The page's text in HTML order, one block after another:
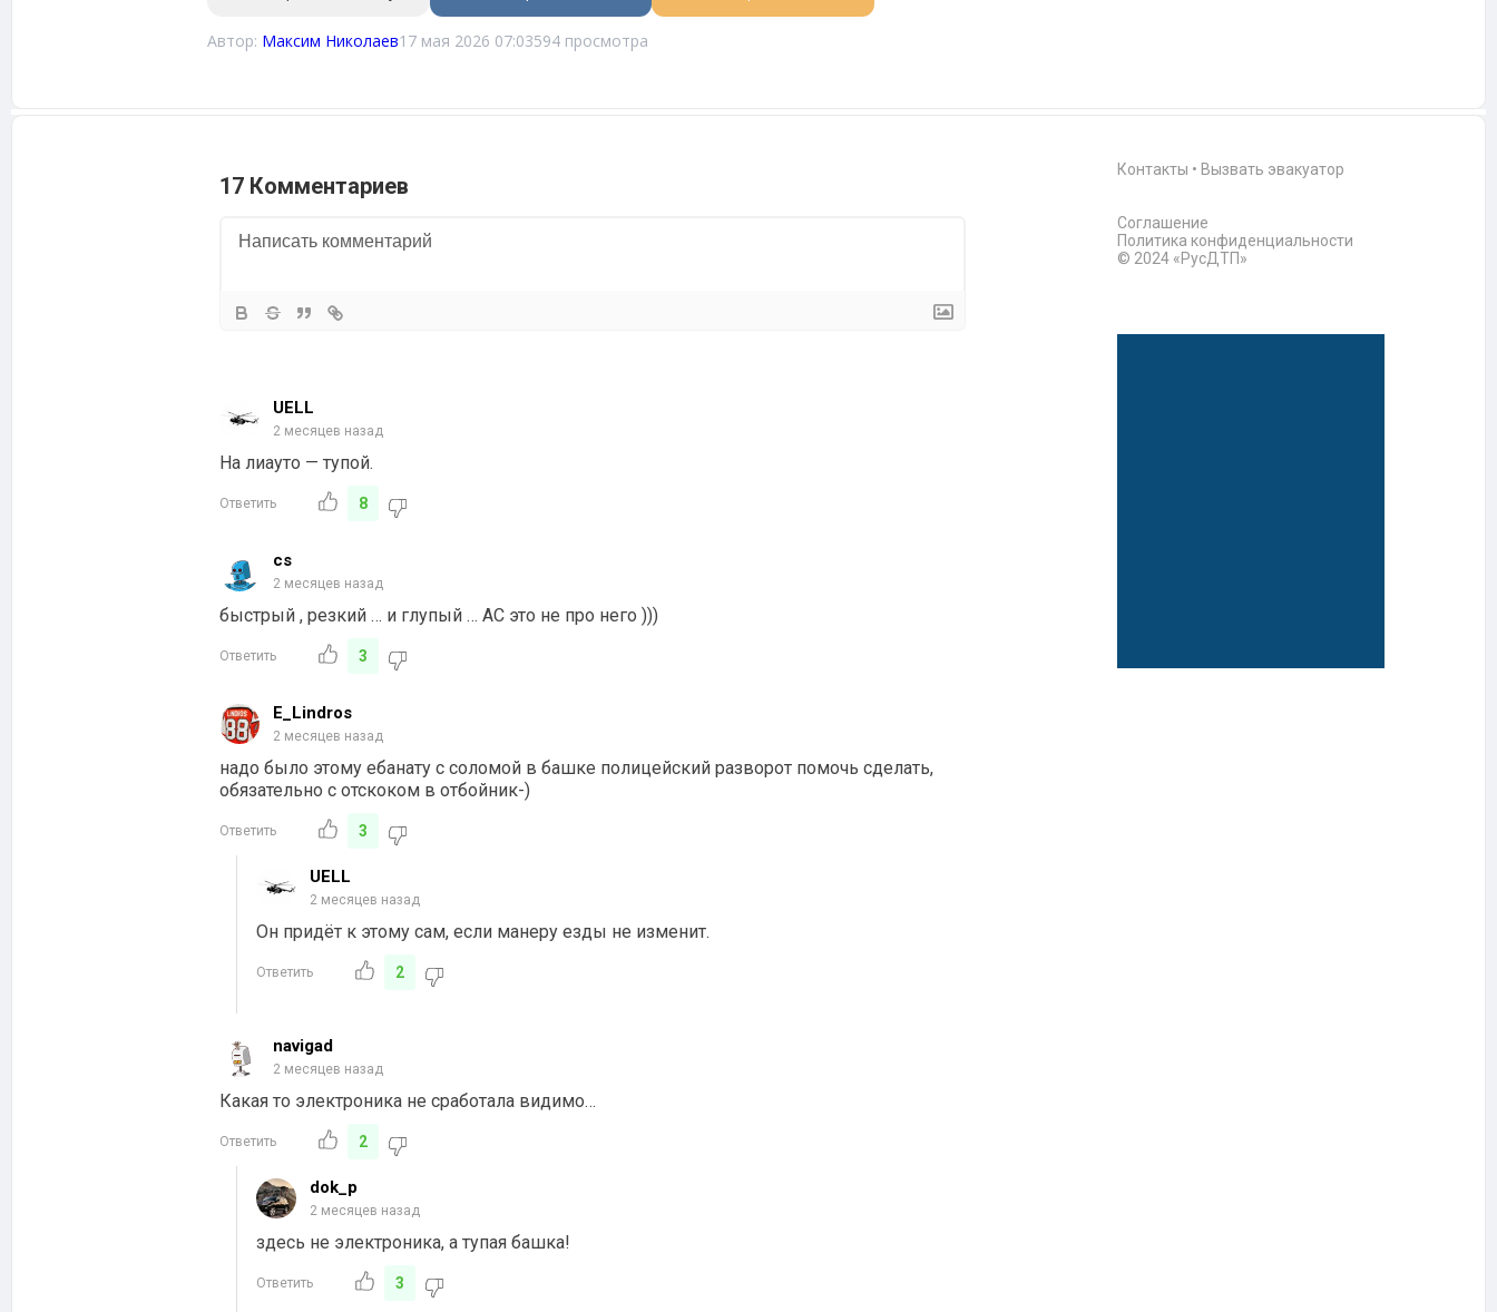
Автор: Максим Николаев17 мая 2026 07:03594 просмотра
17 Комментариев
UELL
2 месяцев назад
На лиауто — тупой.
Ответить 8
cs
2 месяцев назад
быстрый , резкий … и глупый … АС это не про него )))
Ответить 3
E_Lindros
2 месяцев назад
надо было этому ебанату с соломой в башке полицейский разворот помочь сделать,
обязательно с отскоком в отбойник-)
Ответить 3
UELL
2 месяцев назад
Он придёт к этому сам, если манеру езды не изменит.
Ответить 2
navigad
2 месяцев назад
Какая то электроника не сработала видимо…
Ответить 2
dok_p
2 месяцев назад
здесь не электроника, а тупая башка!
Ответить 3
Контакты • Вызвать эвакуатор
Соглашение
Политика конфиденциальности
© 2024 «РусДТП»